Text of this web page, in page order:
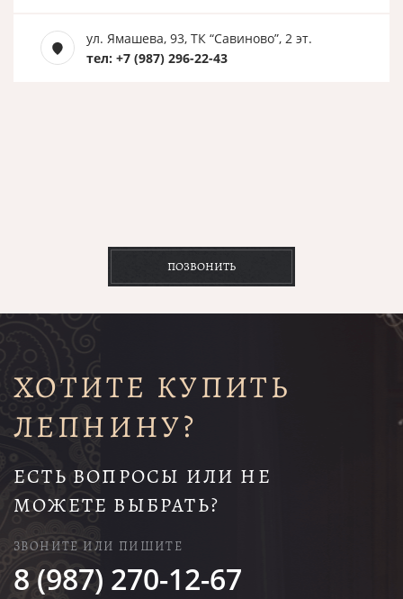
ул. Ямашева, 93, ТК “Савиново”, 2 эт.
тел: +7 (987) 296-22-43
ПОЗВОНИТЬ
ХОТИТЕ КУПИТЬ
ЛЕПНИНУ?
ЕСТЬ ВОПРОСЫ ИЛИ НЕ
МОЖЕТЕ ВЫБРАТЬ?
ЗВОНИТЕ ИЛИ ПИШИТЕ
8 (987) 270-12-67